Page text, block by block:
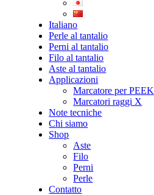
Italiano
Perle al tantalio
Perni al tantalio
Filo al tantalio
Aste al tantalio
Applicazioni
Marcatore per PEEK
Marcatori raggi X
Note tecniche
Chi siamo
Shop
Aste
Filo
Perni
Perle
Contatto